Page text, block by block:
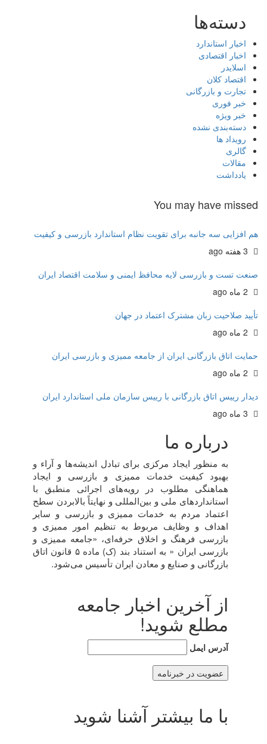
دسته‌ها
اخبار استاندارد
اخبار اقتصادی
اسلایدر
اقتصاد کلان
تجارت و بازرگانی
خبر فوری
خبر ویژه
دسته‌بندی نشده
رویداد ها
گالری
مقالات
یادداشت
You may have missed
هم افزایی سه جانبه برای تقویت نظام استاندارد بازرسی و کیفیت
صنعت تست و بازرسی لایه محافظ ایمنی و سلامت اقتصاد ایران
تأیید صلاحیت زبان مشترک اعتماد در جهان
حمایت اتاق بازرگانی ایران از جامعه ممیزی و بازرسی ایران
دیدار رییس اتاق بازرگانی با رییس سازمان ملی استاندارد ایران
درباره ما
به منظور ايجاد مرکزی برای تبادل انديشه‌ها و آراء و
بهبود کيفيت خدمات مميزی و بازرسی و ايجاد
هماهنگی مطلوب در رويه‌های اجرائی منطبق با
استانداردهای ملی و بين‌المللی و نهايتاً بالابردن سطح
اعتماد مردم به خدمات مميزی و بازرسی و ساير
اهداف و وظايف مربوط به تنظيم امور مميزی و
بازرسی فرهنگ و اخلاق حرفه‌ای، «جامعه مميزی و
بازرسی ايران « به استناد بند (ک) ماده ۵ قانون اتاق
بازرگانی و صنايع و معادن ايران تأسيس می‌شود.
از آخرین اخبار جامعه
مطلع شوید!
آدرس ایمل
با ما بیشتر آشنا شوید